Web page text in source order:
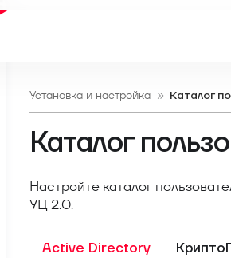
Установка и настройка Каталог
Каталог
Настройте каталог
УЦ 2.0.
Active Directory